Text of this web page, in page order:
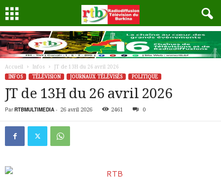
Accueil Infos
JT de 13H du 26 avril 2026
INFOS
TÉLÉVISION JOURNAUX TÉLÉVISÉS POLITIQUE
JT de 13H du 26 avril 2026
Par RTBMULTIMEDIA - 26 avril 2026 2461 0